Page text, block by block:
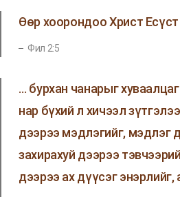
Өөр хоорондоо Христ
Фил 2:5
… бурхан чанарыг
нар бүхий л хичээл
дээрээ мэдлэгийг, мэдлэг
захирахуй дээрээ
дээрээ ах дүүсэг